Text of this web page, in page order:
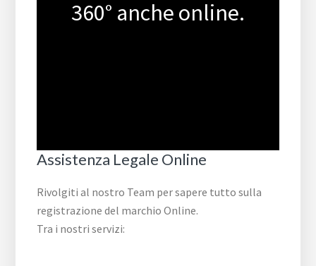
360° anche online.
Assistenza Legale Online
Rivolgiti al nostro Team per sapere tutto sulla
registrazione del marchio Online.
Tra i nostri servizi: